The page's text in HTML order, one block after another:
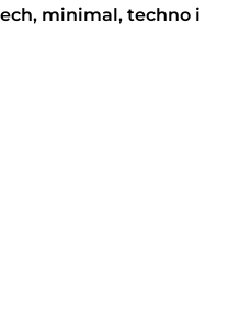
minimal, techno i